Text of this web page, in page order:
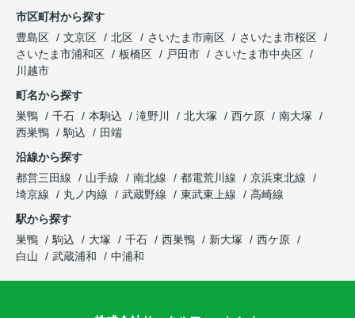
市区町村から探す
豊島区
文京区 北区 さいたま市南区
さいたま市桜区
さいたま市浦和区
板橋区 戸田市
さいたま市中央区
川越市
町名から探す
巣鴨
千石 本駒込 滝野川 北大塚 西ケ原
南大塚
西巣鴨
駒込
田端
沿線から探す
都営三田線
山手線 南北線 都電荒川線
京浜東北線
埼京線
丸ノ内線 武蔵野線 東武東上線
高崎線
駅から探す
巣鴨
駒込 大塚 千石 西巣鴨 新大塚
西ケ原
白山
武蔵浦和 中浦和